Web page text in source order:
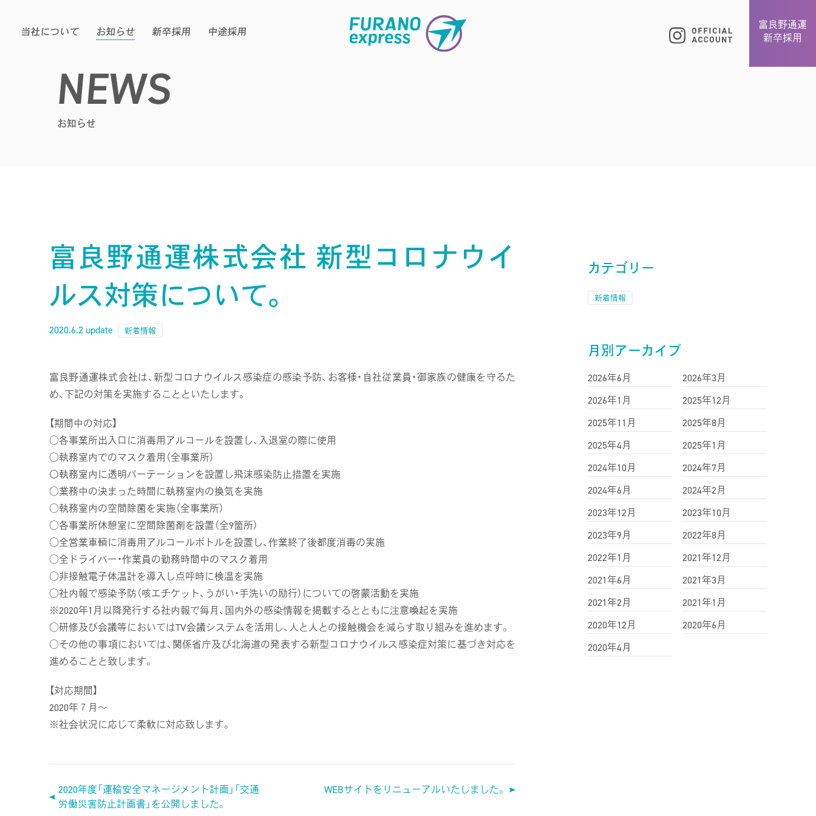
当社について お知らせ 新卒採用 中途採用
富良野通運
新卒採用
NEWS
お知らせ
富良野通運株式会社 新型コロナウイ
ルス対策について。
2020.6.2 update 新着情報
富良野通運株式会社は、新型コロナウイルス感染症の感染予防、お客様・自社従業員・御家族の健康を守るた
め、下記の対策を実施することといたします。
【期間中の対応】
○各事業所出入口に消毒用アルコールを設置し、入退室の際に使用
○執務室内でのマスク着用（全事業所）
〇執務室内に透明パーテーションを設置し飛沫感染防止措置を実施
○業務中の決まった時間に執務室内の換気を実施
○執務室内の空間除菌を実施（全事業所）
○各事業所休憩室に空間除菌剤を設置（全9箇所）
○全営業車輌に消毒用アルコールボトルを設置し、作業終了後都度消毒の実施
○全ドライバー・作業員の勤務時間中のマスク着用
○非接触電子体温計を導入し点呼時に検温を実施
○社内報で感染予防（咳エチケット、うがい・手洗いの励行）についての啓蒙活動を実施
※2020年1月以降発行する社内報で毎月、国内外の感染情報を掲載するとともに注意喚起を実施
○研修及び会議等においてはTV会議システムを活用し、人と人との接触機会を減らす取り組みを進めます。
○その他の事項においては、関係省庁及び北海道の発表する新型コロナウイルス感染症対策に基づき対応を
進めることと致します。
【対応期間】
2020年７月～
※社会状況に応じて柔軟に対応致します。
2020年度「運輸安全マネージメント計画」「交通
労働災害防止計画書」を公開しました。
WEBサイトをリニューアルいたしました。
カテゴリー
新着情報
月別アーカイブ
2026年6月
2026年3月
2026年1月
2025年12月
2025年11月
2025年8月
2025年4月
2025年1月
2024年10月
2024年7月
2024年6月
2024年2月
2023年12月
2023年10月
2023年9月
2022年8月
2022年1月
2021年12月
2021年6月
2021年3月
2021年2月
2021年1月
2020年12月
2020年6月
2020年4月